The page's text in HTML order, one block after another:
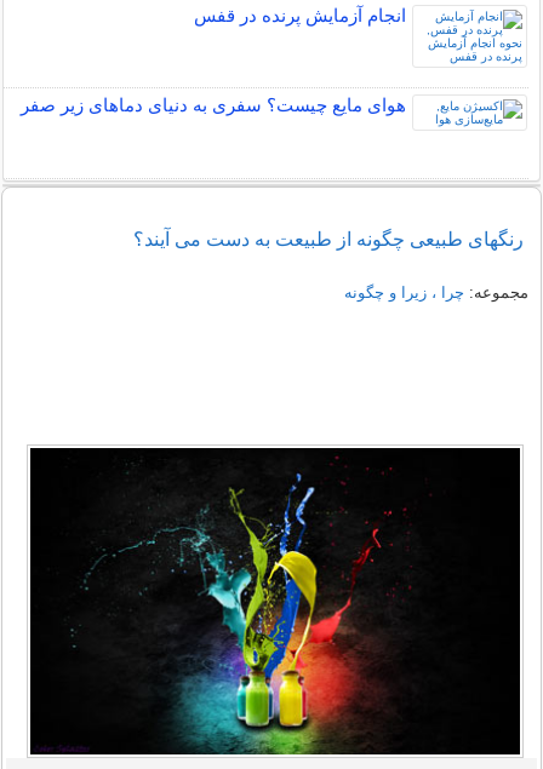
انجام آزمایش پرنده در قفس
هوای مایع چیست؟ سفری به دنیای دماهای زیر صفر
رنگهای طبیعی چگونه از طبیعت به دست می آیند؟
مجموعه: چرا ، زیرا و چگونه